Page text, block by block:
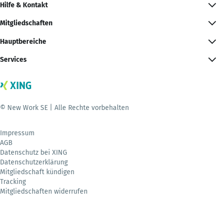
Hilfe & Kontakt
Mitgliedschaften
Hauptbereiche
Services
© New Work SE | Alle Rechte vorbehalten
Impressum
AGB
Datenschutz bei XING
Datenschutzerklärung
Mitgliedschaft kündigen
Tracking
Mitgliedschaften widerrufen